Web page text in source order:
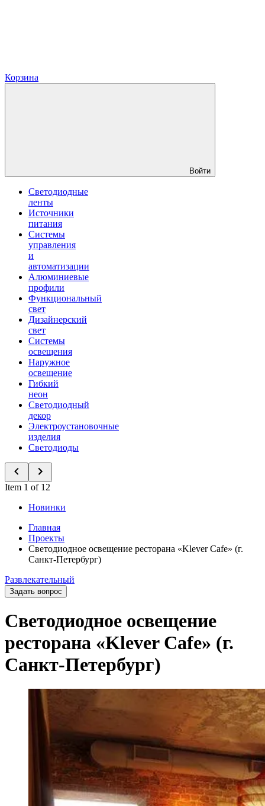
Корзина
Войти
Светодиодные
ленты
Источники
питания
Системы
управления
и
автоматизации
Алюминиевые
профили
Функциональный
свет
Дизайнерский
свет
Системы
освещения
Наружное
освещение
Гибкий
неон
Светодиодный
декор
Электроустановочные
изделия
Светодиоды
Item 1 of 12
Новинки
Главная
Проекты
Светодиодное освещение ресторана «Klever Cafe» (г.
Санкт-Петербург)
Развлекательный
Задать вопрос
Светодиодное освещение
ресторана «Klever Cafe» (г.
Санкт-Петербург)